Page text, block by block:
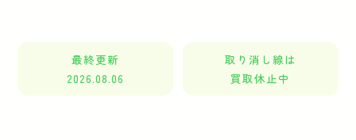
最終更新
2026.08.06
取り消し線は
買取休止中